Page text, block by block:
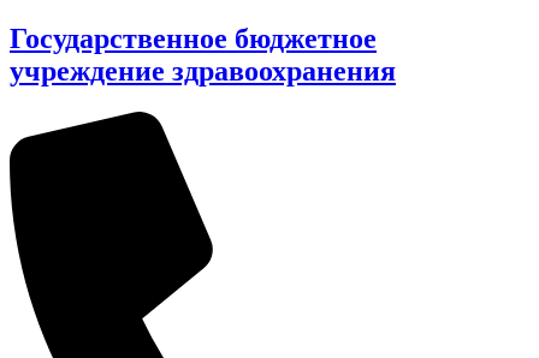
Государственное бюджетное
учреждение здравоохранения